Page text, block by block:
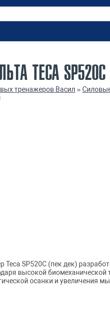
TECA
тренажеров Васил »
SP520C (пек дек)
высокой
осанки и увеличения